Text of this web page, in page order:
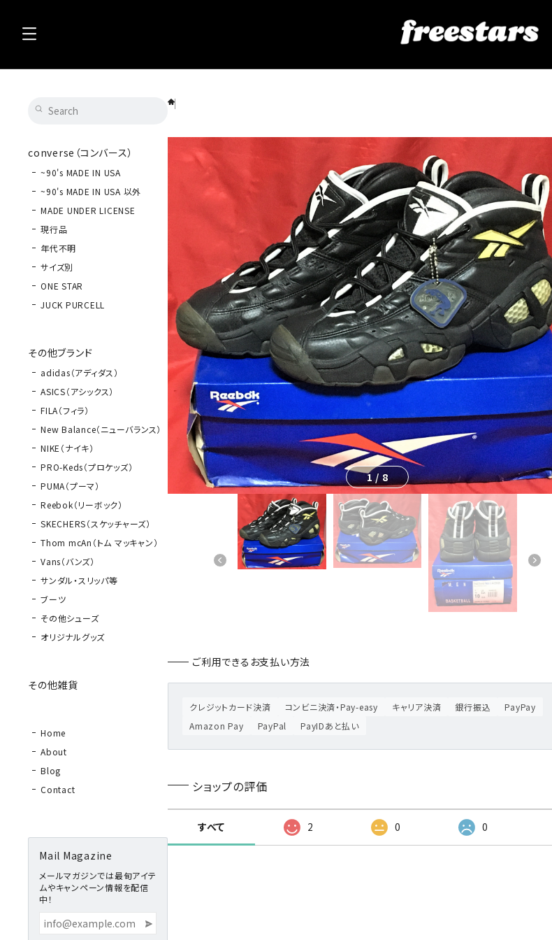
converse（コンバース）
~90's MADE IN USA
~90's MADE IN USA 以外
MADE UNDER LICENSE
現行品
年代不明
サイズ別
ONE STAR
JUCK PURCELL
その他ブランド
adidas（アディダス）
ASICS（アシックス）
FILA（フィラ）
New Balance（ニューバランス）
NIKE（ナイキ）
PRO-Keds（プロケッズ）
PUMA（プーマ）
Reebok（リーボック）
SKECHERS（スケッチャーズ）
Thom mcAn（トム マッキャン）
Vans（バンズ）
サンダル・スリッパ等
ブーツ
その他シューズ
オリジナルグッズ
その他雑貨
Home
About
Blog
Contact
Mail Magazine
メールマガジンでは最旬アイテ
ムやキャンペーン情報を配信
中！
1 /8
ご利用できるお支払い方法
クレジットカード決済 コンビニ決済・Pay-easy キャリア決済 銀行振込
PayPay
Amazon Pay
PayPal PayIDあと払い
ショップの評価
すべて 2 0 0